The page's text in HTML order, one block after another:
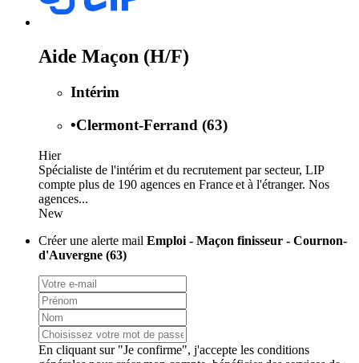
Aide Maçon (H/F)
Intérim
•Clermont-Ferrand (63)
Hier
Spécialiste de l'intérim et du recrutement par secteur, LIP
compte plus de 190 agences en France et à l'étranger. Nos
agences...
New
Créer une alerte mail Emploi - Maçon finisseur - Cournon-
d'Auvergne (63)
En cliquant sur "Je confirme", j'accepte les conditions